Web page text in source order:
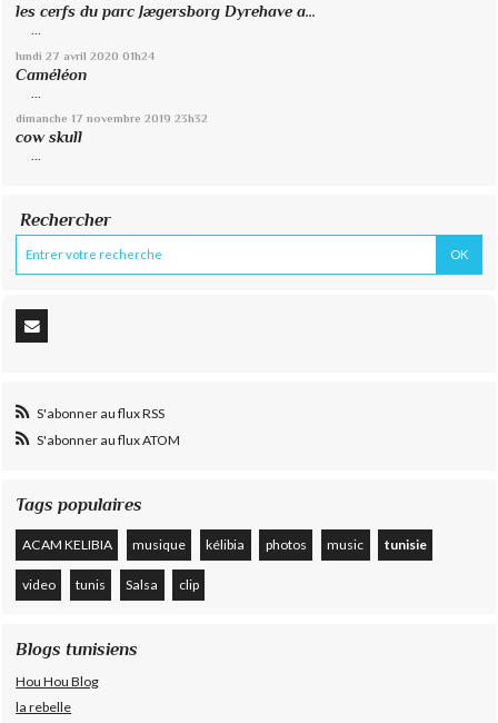
les cerfs du parc Jægersborg Dyrehave a...
lundi 27 avril 2020 01h24
Caméléon
dimanche 17 novembre 2019 23h32
cow skull
...
Rechercher
S'abonner au flux RSS
S'abonner au flux ATOM
Tags populaires
ACAM KELIBIA musique kélibia photos music tunisie
video tunis Salsa clip
Blogs tunisiens
Hou Hou Blog
la rebelle